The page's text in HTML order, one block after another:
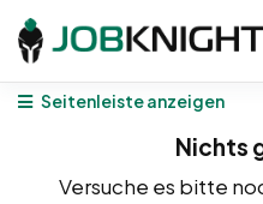
Seitenleiste anzeigen
Nichts
Versuche es bitte